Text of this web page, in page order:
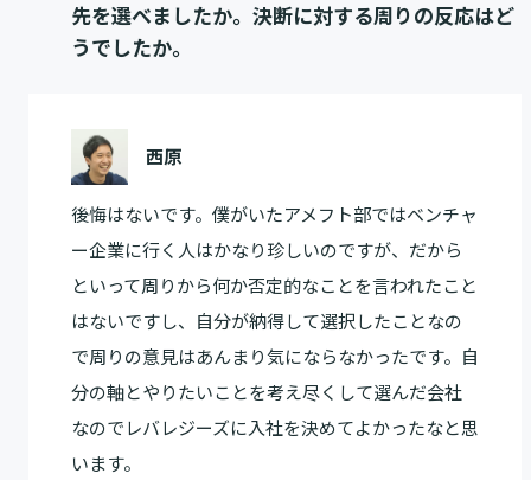
先を選べましたか。決断に対する周りの反応はど
うでしたか。
西原
後悔はないです。僕がいたアメフト部ではベンチャ
ー企業に行く人はかなり珍しいのですが、だから
といって周りから何か否定的なことを言われたこと
はないですし、自分が納得して選択したことなの
で周りの意見はあんまり気にならなかったです。自
分の軸とやりたいことを考え尽くして選んだ会社
なのでレバレジーズに入社を決めてよかったなと思
います。